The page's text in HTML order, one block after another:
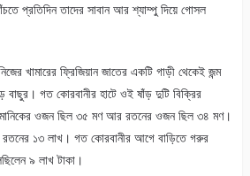
প্রতিদিন তাদের সাবান আর শ্যাম্পু দিয়ে গোসল
খামারের ফ্রিজিয়ান জাতের একটি গাড়ী থেকেই জন্ম
বাছুর। গত কোরবানীর হাটে ওই ষাঁড় দুটি বিক্রির
ওজন ছিল ৩৫ মণ আর রতনের ওজন ছিল ৩৪ মণ।
রতনের ১৩ লাখ। গত কোরবানীর আগে বাড়িতে গরুর
৯ লাখ টাকা।